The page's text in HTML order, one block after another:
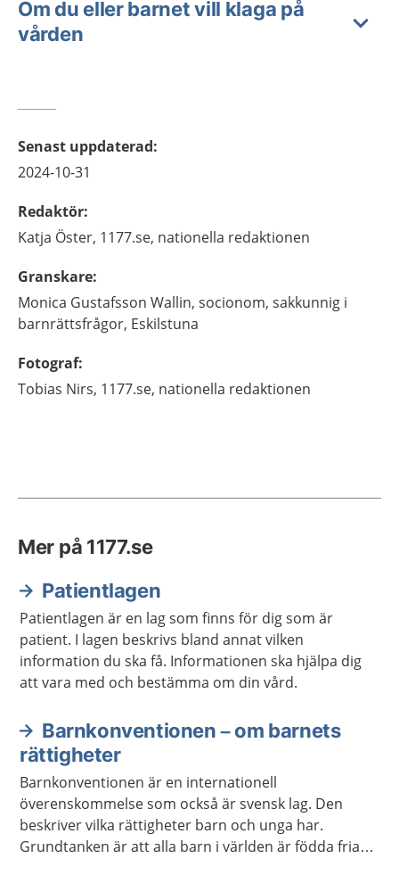
Om du eller barnet vill klaga på
vården
Senast uppdaterad:
2024-10-31
Redaktör:
Katja Öster, 1177.se, nationella redaktionen
Granskare:
Monica Gustafsson Wallin, socionom, sakkunnig i
barnrättsfrågor, Eskilstuna
Fotograf:
Tobias Nirs, 1177.se, nationella redaktionen
Mer på 1177.se
Patientlagen
Patientlagen är en lag som finns för dig som är
patient. I lagen beskrivs bland annat vilken
information du ska få. Informationen ska hjälpa dig
att vara med och bestämma om din vård.
Barnkonventionen – om barnets
rättigheter
Barnkonventionen är en internationell
överenskommelse som också är svensk lag. Den
beskriver vilka rättigheter barn och unga har.
Grundtanken är att alla barn i världen är födda fria